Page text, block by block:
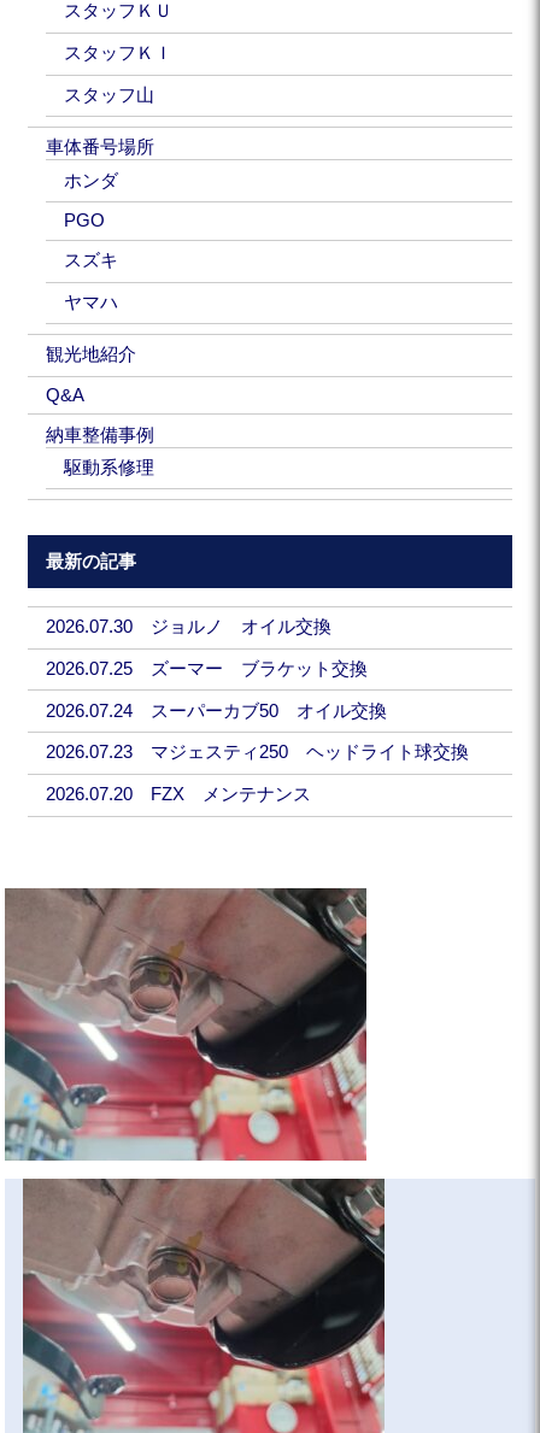
スタッフＫＵ
スタッフＫＩ
スタッフ山
車体番号場所
ホンダ
PGO
スズキ
ヤマハ
観光地紹介
Q&A
納車整備事例
駆動系修理
最新の記事
2026.07.30 ジョルノ オイル交換
2026.07.25 ズーマー ブラケット交換
2026.07.24 スーパーカブ50 オイル交換
2026.07.23 マジェスティ250 ヘッドライト球交換
2026.07.20 FZX メンテナンス